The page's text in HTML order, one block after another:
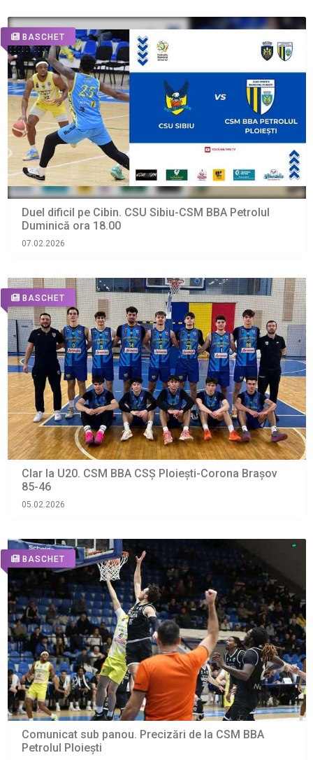
BASCHET
Duel dificil pe Cibin. CSU Sibiu-CSM BBA Petrolul
Duminică ora 18.00
07.02.2026
BASCHET
Clar la U20. CSM BBA CSȘ Ploiești-Corona Brașov
85-46
05.02.2026
BASCHET
Comunicat sub panou. Precizări de la CSM BBA
Petrolul Ploiești